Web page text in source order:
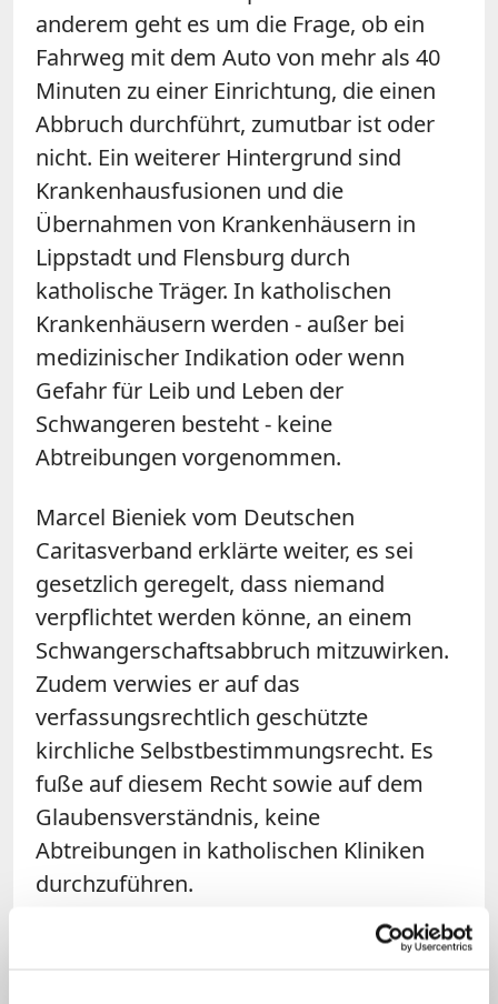
anderem geht es um die Frage, ob ein
Fahrweg mit dem Auto von mehr als 40
Minuten zu einer Einrichtung, die einen
Abbruch durchführt, zumutbar ist oder
nicht. Ein weiterer Hintergrund sind
Krankenhausfusionen und die
Übernahmen von Krankenhäusern in
Lippstadt und Flensburg durch
katholische Träger. In katholischen
Krankenhäusern werden - außer bei
medizinischer Indikation oder wenn
Gefahr für Leib und Leben der
Schwangeren besteht - keine
Abtreibungen vorgenommen.
Marcel Bieniek vom Deutschen
Caritasverband erklärte weiter, es sei
gesetzlich geregelt, dass niemand
verpflichtet werden könne, an einem
Schwangerschaftsabbruch mitzuwirken.
Zudem verwies er auf das
verfassungsrechtlich geschützte
kirchliche Selbstbestimmungsrecht. Es
fuße auf diesem Recht sowie auf dem
Glaubensverständnis, keine
Abtreibungen in katholischen Kliniken
durchzuführen.
Juristinnenbund sieht erheblichen